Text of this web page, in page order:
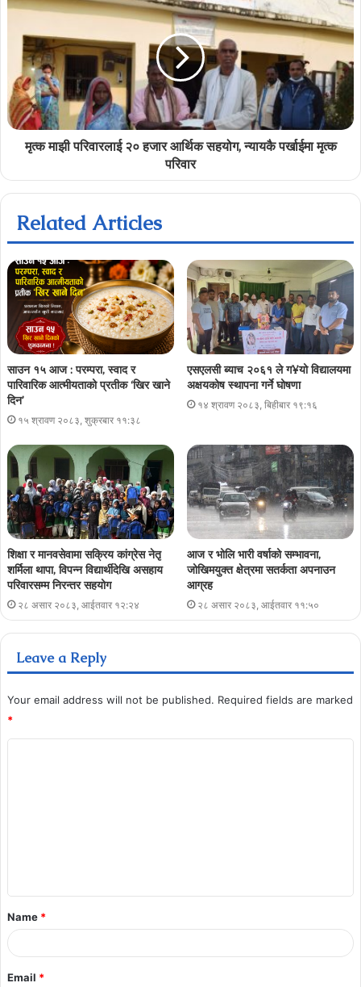
मृत्क माझी परिवारलाई २० हजार आर्थिक सहयोग, न्यायकै पर्खाईमा मृत्क
परिवार
Related Articles
साउन १५ आज : परम्परा, स्वाद र
पारिवारिक आत्मीयताको प्रतीक ‘खिर खाने
दिन’
१५ श्रावण २०८३, शुक्रबार ११:३८
एसएलसी ब्याच २०६१ ले ग¥यो विद्यालयमा
अक्षयकोष स्थापना गर्ने घोषणा
१४ श्रावण २०८३, बिहीबार १९:१६
शिक्षा र मानवसेवामा सक्रिय कांग्रेस नेतृ
शर्मिला थापा, विपन्न विद्यार्थीदेखि असहाय
परिवारसम्म निरन्तर सहयोग
२८ असार २०८३, आईतवार १२:२४
आज र भोलि भारी वर्षाको सम्भावना,
जोखिमयुक्त क्षेत्रमा सतर्कता अपनाउन
आग्रह
२८ असार २०८३, आईतवार ११:५०
Leave a Reply
Your email address will not be published. Required fields are marked
*
Name *
Email *